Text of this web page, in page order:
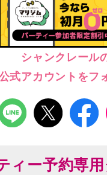
シャンクレール
式アカウントをフ
ィー予約専